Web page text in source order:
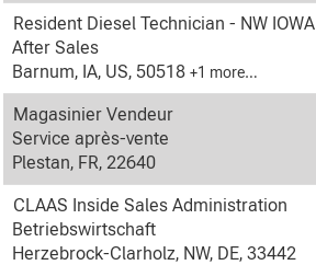
Resident Diesel Technician - NW IOWA
After Sales
Barnum, IA, US, 50518 +1 more…
Magasinier Vendeur
Service après-vente
Plestan, FR, 22640
CLAAS Inside Sales Administration
Betriebswirtschaft
Herzebrock-Clarholz, NW, DE, 33442